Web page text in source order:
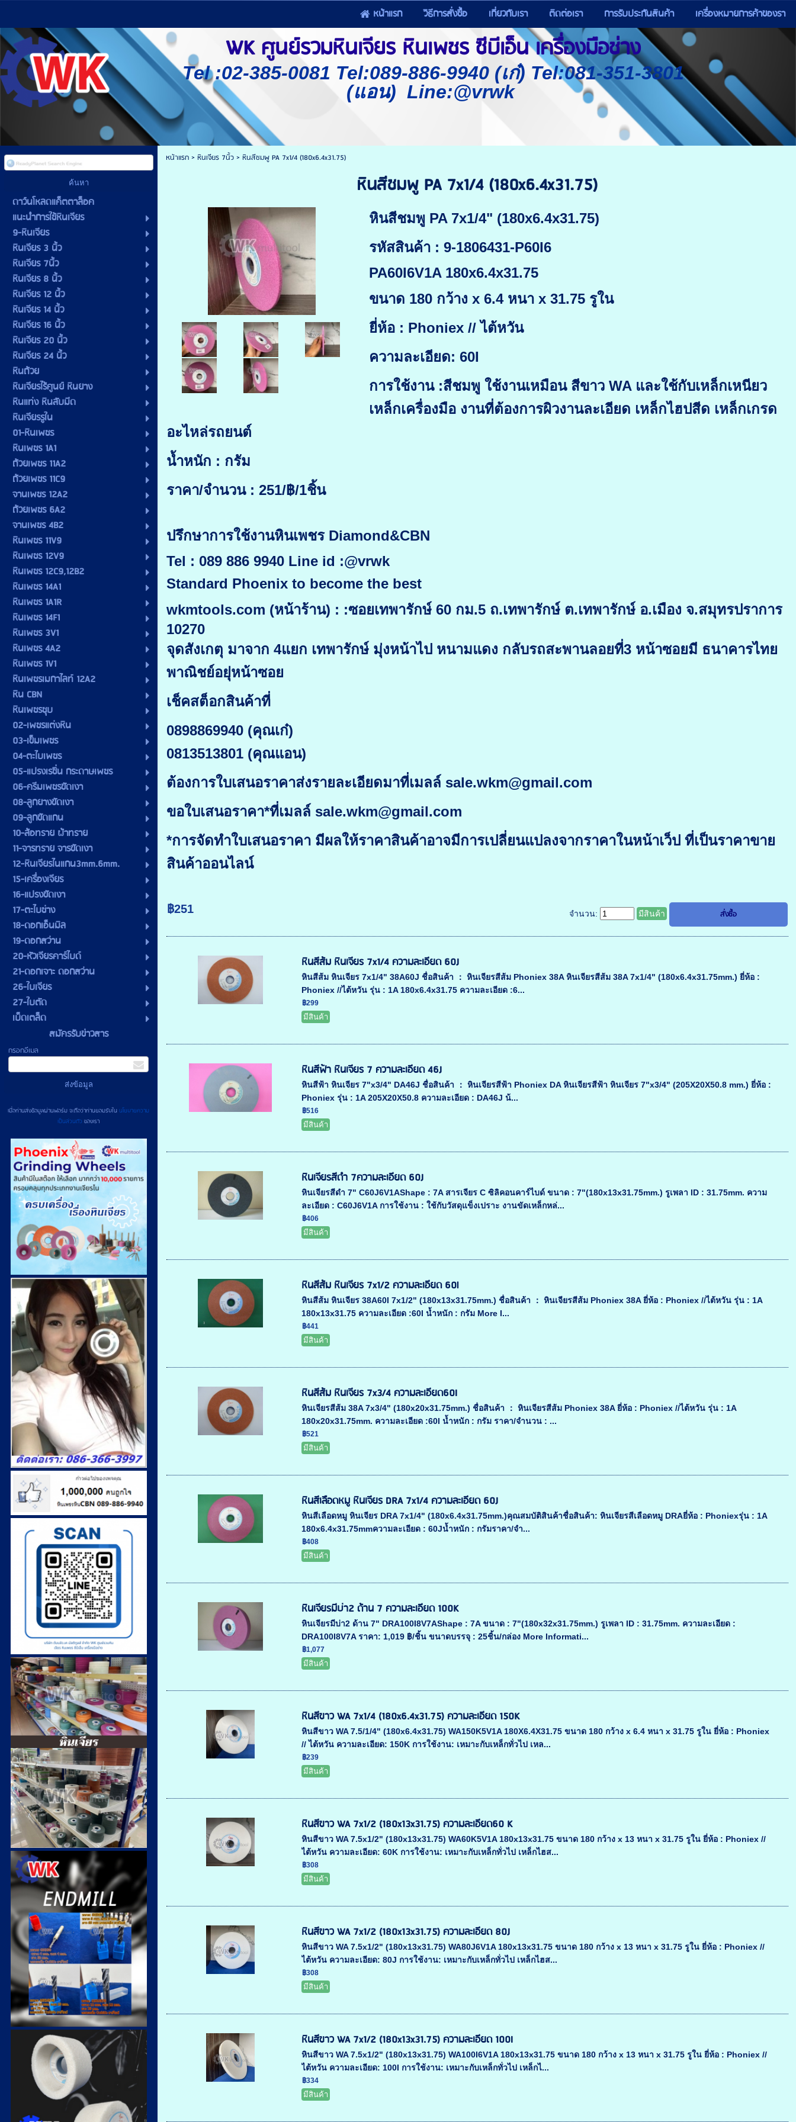
หน้าแรก วิธีการสั่งซื้อ เกี่ยวกับเรา ติดต่อเรา การรับประกันสินค้า เครื่องหมายการค้าของรา
WK ศูนย์รวมหินเจียร หินเพชร ซีบีเอ็น เครื่องมือช่าง
Tel :02-385-0081 Tel:089-886-9940 (เก๋) Tel:081-351-3801
(แอน) Line:@vrwk
ดาว์นโหลดแค็ตตาล็อค
แนะนำการใช้หินเจียร
9-หินเจียร
หินเจียร 3 นิ้ว
หินเจียร 7นิ้ว
หินเจียร 8 นิ้ว
หินเจียร 12 นิ้ว
หินเจียร 14 นิ้ว
หินเจียร 16 นิ้ว
หินเจียร 20 นิ้ว
หินเจียร 24 นิ้ว
หินถ้วย
หินเจียรไร้ศูนย์ หินยาง
หินแท่ง หินลับมีด
หินเจียรรูใน
01-หินเพชร
หินเพชร 1A1
ถ้วยเพชร 11A2
ถ้วยเพชร 11C9
จานเพชร 12A2
ถ้วยเพชร 6A2
จานเพชร 4B2
หินเพชร 11V9
หินเพชร 12V9
หินเพชร 12C9,12B2
หินเพชร 14A1
หินเพชร 1A1R
หินเพชร 14F1
หินเพชร 3V1
หินเพชร 4A2
หินเพชร 1V1
หินเพชรเมกาไลท์ 12A2
หิน CBN
หินเพชรชุบ
02-เพชรแต่งหิน
03-เข็มเพชร
04-ตะไบเพชร
05-แปรงเรซิ่น กระดาษเพชร
06-ครีมเพชรขัดเงา
08-ลูกยางขัดเงา
09-ลูกขัดแกน
10-ล้อทราย ผ้าทราย
11-จารทราย จารขัดเงา
12-หินเจียรไนแกน3mm.6mm.
15-เครื่องเจียร
16-แปรงขัดเงา
17-ตะไบช่าง
18-ดอกเอ็นมิล
19-ดอกสว่าน
20-หัวเจียรคาร์ไบด์
21-ดอกเจาะ ดอกสว่าน
26-ใบเจียร
27-ใบตัด
เบ็ดเตล็ด
สมัครรับข่าวสาร
กรอกอีเมล
เมื่อท่านส่งข้อมูลผ่านฟอร์ม จะถือว่าท่านยอมรับในนโยบายความ
เป็นส่วนตัวของเรา
หน้าแรก> หินเจียร 7นิ้ว> หินสีชมพู PA 7x1/4 (180x6.4x31.75)
หินสีชมพู PA 7x1/4 (180x6.4x31.75)
หินสีชมพู PA 7x1/4" (180x6.4x31.75)
รหัสสินค้า : 9-1806431-P60I6
PA60I6V1A 180x6.4x31.75
ขนาด 180 กว้าง x 6.4 หนา x 31.75 รูใน
ยี่ห้อ : Phoniex // ไต้หวัน
ความละเอียด: 60I
การใช้งาน :สีชมพู ใช้งานเหมือน สีขาว WA และใช้กับเหล็กเหนียว
เหล็กเครื่องมือ งานที่ต้องการผิวงานละเอียด เหล็กไฮปสีด เหล็กเกรด
อะไหล่รถยนต์
น้ำหนัก : กรัม
ราคา/จำนวน : 251/฿/1ชิ้น
ปรึกษาการใช้งานหินเพชร Diamond&CBN
Tel : 089 886 9940 Line id :@vrwk
Standard Phoenix to become the best
wkmtools.com (หน้าร้าน) : :ซอยเทพารักษ์ 60 กม.5 ถ.เทพารักษ์ ต.เทพารักษ์ อ.เมือง จ.สมุทรปราการ
10270
จุดสังเกตุ มาจาก 4แยก เทพารักษ์ มุ่งหน้าไป หนามแดง กลับรถสะพานลอยที่3 หน้าซอยมี ธนาคารไทย
พาณิชย์อยุ่หน้าซอย
เช็คสต็อกสินค้าที่
0898869940 (คุณเก๋)
0813513801 (คุณแอน)
ต้องการใบเสนอราคาส่งรายละเอียดมาที่เมลล์ sale.wkm@gmail.com
ขอใบเสนอราคา*ที่เมลล์ sale.wkm@gmail.com
*การจัดทำใบเสนอราคา มีผลให้ราคาสินค้าอาจมีการเปลี่ยนแปลงจากราคาในหน้าเว็ป ที่เป็นราคาขาย
สินค้าออนไลน์
฿251 จำนวน: มีสินค้า
หินสีส้ม หินเจียร 7x1/4 ความละเอียด 60J
หินสีส้ม หินเจียร 7x1/4" 38A60J ชื่อสินค้า ： หินเจียรสีส้ม Phoniex 38A หินเจียรสีส้ม 38A 7x1/4" (180x6.4x31.75mm.) ยี่ห้อ :
Phoniex //ไต้หวัน รุ่น : 1A 180x6.4x31.75 ความละเอียด :6...
฿299
มีสินค้า
หินสีฟ้า หินเจียร 7 ความละเอียด 46J
หินสีฟ้า หินเจียร 7"x3/4" DA46J ชื่อสินค้า ： หินเจียรสีฟ้า Phoniex DA หินเจียรสีฟ้า หินเจียร 7"x3/4" (205X20X50.8 mm.) ยี่ห้อ :
Phoniex รุ่น : 1A 205X20X50.8 ความละเอียด : DA46J น้...
฿516
มีสินค้า
หินเจียรสีดำ 7ความละเอียด 60J
หินเจียรสีดำ 7" C60J6V1AShape : 7A สารเจียร C ซิลิคอนคาร์ไบด์ ขนาด : 7"(180x13x31.75mm.) รูเพลา ID : 31.75mm. ความ
ละเอียด : C60J6V1A การใช้งาน : ใช้กับวัสดุแข็งเปราะ งานขัดเหล็กหล่...
฿406
มีสินค้า
หินสีส้ม หินเจียร 7x1/2 ความละเอียด 60l
หินสีส้ม หินเจียร 38A60I 7x1/2" (180x13x31.75mm.) ชื่อสินค้า ： หินเจียรสีส้ม Phoniex 38A ยี่ห้อ : Phoniex //ไต้หวัน รุ่น : 1A
180x13x31.75 ความละเอียด :60I น้ำหนัก : กรัม More I...
฿441
มีสินค้า
หินสีส้ม หินเจียร 7x3/4 ความละเอียด60I
หินเจียรสีส้ม 38A 7x3/4" (180x20x31.75mm.) ชื่อสินค้า ： หินเจียรสีส้ม Phoniex 38A ยี่ห้อ : Phoniex //ไต้หวัน รุ่น : 1A
180x20x31.75mm. ความละเอียด :60I น้ำหนัก : กรัม ราคา/จำนวน : ...
฿521
มีสินค้า
หินสีเลือดหมู หินเจียร DRA 7x1/4 ความละเอียด 60J
หินสีเลือดหมู หินเจียร DRA 7x1/4" (180x6.4x31.75mm.)คุณสมบัติสินค้าชื่อสินค้า: หินเจียรสีเลือดหมู DRAยี่ห้อ : Phoniexรุ่น : 1A
180x6.4x31.75mmความละเอียด : 60Jน้ำหนัก : กรัมราคา/จำ...
฿408
มีสินค้า
หินเจียรมีบ่า2 ด้าน 7 ความละเอียด 100K
หินเจียรมีบ่า2 ด้าน 7" DRA100I8V7AShape : 7A ขนาด : 7"(180x32x31.75mm.) รูเพลา ID : 31.75mm. ความละเอียด :
DRA100I8V7A ราคา: 1,019 ฿/ชิ้น ขนาดบรรจุ : 25ชิ้น/กล่อง More Informati...
฿1,077
มีสินค้า
หินสีขาว WA 7x1/4 (180x6.4x31.75) ความละเอียด 150K
หินสีขาว WA 7.5/1/4" (180x6.4x31.75) WA150K5V1A 180X6.4X31.75 ขนาด 180 กว้าง x 6.4 หนา x 31.75 รูใน ยี่ห้อ : Phoniex
// ไต้หวัน ความละเอียด: 150K การใช้งาน: เหมาะกับเหล็กทั่วไป เหล...
฿239
มีสินค้า
หินสีขาว WA 7x1/2 (180x13x31.75) ความละเอียด60 K
หินสีขาว WA 7.5x1/2" (180x13x31.75) WA60K5V1A 180x13x31.75 ขนาด 180 กว้าง x 13 หนา x 31.75 รูใน ยี่ห้อ : Phoniex //
ไต้หวัน ความละเอียด: 60K การใช้งาน: เหมาะกับเหล็กทั่วไป เหล็กไฮส...
฿308
มีสินค้า
หินสีขาว WA 7x1/2 (180x13x31.75) ความละเอียด 80J
หินสีขาว WA 7.5x1/2" (180x13x31.75) WA80J6V1A 180x13x31.75 ขนาด 180 กว้าง x 13 หนา x 31.75 รูใน ยี่ห้อ : Phoniex //
ไต้หวัน ความละเอียด: 80J การใช้งาน: เหมาะกับเหล็กทั่วไป เหล็กไฮส...
฿308
มีสินค้า
หินสีขาว WA 7x1/2 (180x13x31.75) ความละเอียด 100I
หินสีขาว WA 7.5x1/2" (180x13x31.75) WA100I6V1A 180x13x31.75 ขนาด 180 กว้าง x 13 หนา x 31.75 รูใน ยี่ห้อ : Phoniex //
ไต้หวัน ความละเอียด: 100I การใช้งาน: เหมาะกับเหล็กทั่วไป เหล็กไ...
฿334
มีสินค้า